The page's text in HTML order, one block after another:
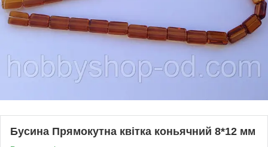
Бусина Прямокутна квітка коньячний 8*12 мм